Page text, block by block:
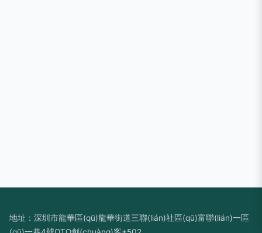
地址：深圳市龍華區(qū)龍華街道三聯(lián)社區(qū)富聯(lián)一區